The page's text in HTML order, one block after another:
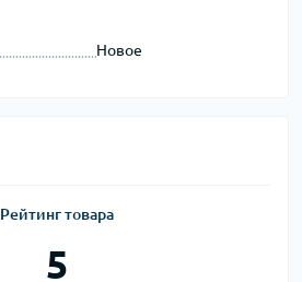
Новое
Рейтинг товара
5